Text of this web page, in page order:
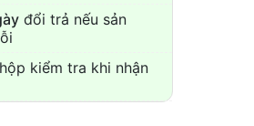
đổi trả nếu sản
kiểm tra khi nhận